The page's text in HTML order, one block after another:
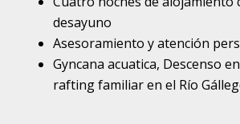
desayuno
Asesoramiento y atención
Gyncana acuatica, Descenso
rafting familiar en el Río